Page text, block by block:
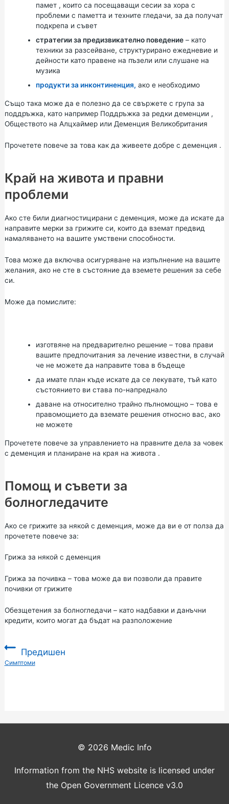
памет, които са посещаващи сесии за хора с
проблеми с паметта и техните гледачи, за да получат
подкрепа и съвет
стратегии за предизвикателно поведение– като
техники за разсейване, структурирано ежедневие и
дейности като правене на пъзели или слушане на
музика
продукти за инконтиненция, ако е необходимо
Също така може да е полезно да се свържете с група за
поддръжка, като например Поддръжка за редки деменции ,
Обществотона Алцхаймерили Деменция Великобритания
Прочетете повече за това как да живеете добре с деменция .
Край на живота и правни
проблеми
Ако сте били диагностицирани с деменция, може да искате да
направите мерки за грижите си, които да вземат предвид
намаляването на вашите умствени способности.
Това може да включва осигуряване на изпълнение на вашите
желания, ако не сте в състояние да вземете решения за себе
си.
Може да помислите:
изготвяне на предварително решение– това прави
вашите предпочитания за лечение известни, в случай
че не можете да направите това в бъдеще
да имате план къде искате да се лекувате, тъй като
състоянието ви става по-напреднало
даване на относително трайно пълномощно– това е
правомощието да вземате решения относно вас, ако
не можете
Прочетете повече за управлението на правните дела за човек
с деменция и планиране на края на живота .
Помощ и съвети за
болногледачите
Ако се грижите за някой с деменция, може да ви е от полза да
прочетете повече за:
Грижа за някой с деменция
Грижа за почивка – това може да ви позволи да правите
почивки от грижите
Обезщетения за болногледачи – като надбавки и данъчни
кредити, които могат да бъдат на разположение
Предишен
:Симптоми
© 2026 Medic Info
Information from the NHS website is licensed under
the Open Government Licence v3.0